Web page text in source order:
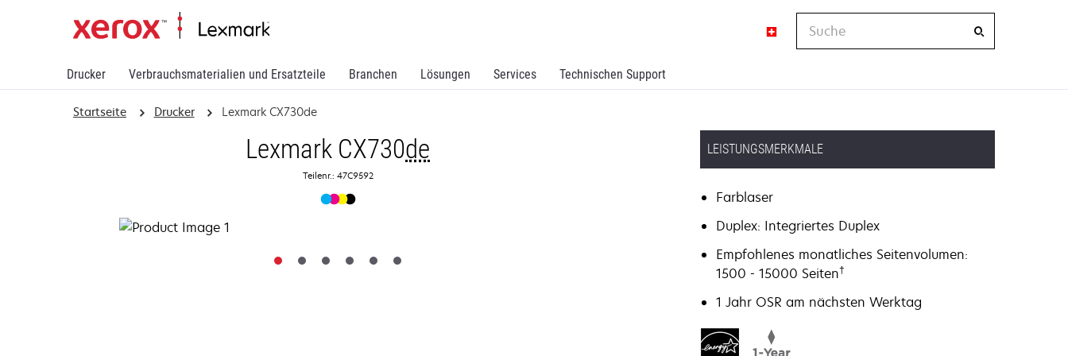
Drucker Verbrauchsmaterialien und Ersatzteile Branchen Lösungen Services Technischen Support
Suche
Startseite Drucker Lexmark CX730de
Lexmark CX730de
Teilenr.: 47C9592
LEISTUNGSMERKMALE
Farblaser
Duplex: Integriertes Duplex
Empfohlenes monatliches Seitenvolumen:
1500 - 15000 Seiten†
1 Jahr OSR am nächsten Werktag